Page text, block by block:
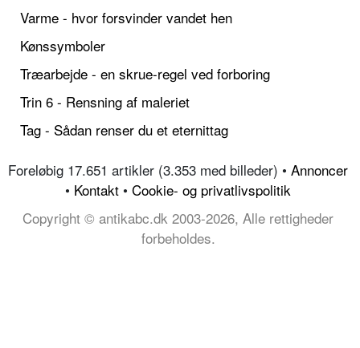
Varme - hvor forsvinder vandet hen
Kønssymboler
Træarbejde - en skrue-regel ved forboring
Trin 6 - Rensning af maleriet
Tag - Sådan renser du et eternittag
Foreløbig 17.651 artikler (3.353 med billeder) • Annoncer
• Kontakt • Cookie- og privatlivspolitik
Copyright © antikabc.dk 2003-2026, Alle rettigheder
forbeholdes.